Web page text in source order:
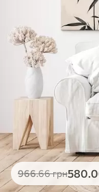
966.66грн580